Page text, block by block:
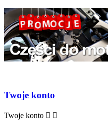
Twoje konto
Twoje konto  